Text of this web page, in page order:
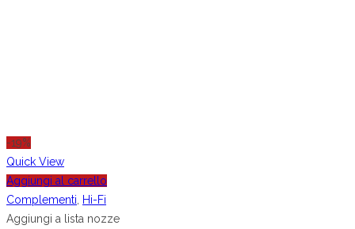
-19%
Quick View
Aggiungi al carrello
Complementi
Hi-Fi
Aggiungi a lista nozze